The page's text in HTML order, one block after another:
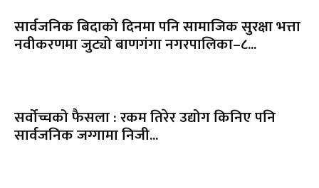
सार्वजनिक बिदाको दिनमा पनि सामाजिक सुरक्षा भत्ता
नवीकरणमा जुट्यो बाणगंगा नगरपालिका–८...
सर्वोच्चको फैसला : रकम तिरेर उद्योग किनिए पनि
सार्वजनिक जग्गामा निजी...